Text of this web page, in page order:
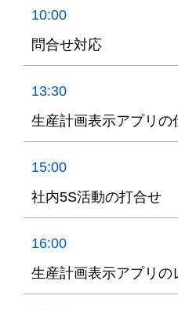
10:00
問合せ対応
13:30
生産計画表示アプリの
15:00
社内5S活動の打合せ
16:00
生産計画表示アプリの